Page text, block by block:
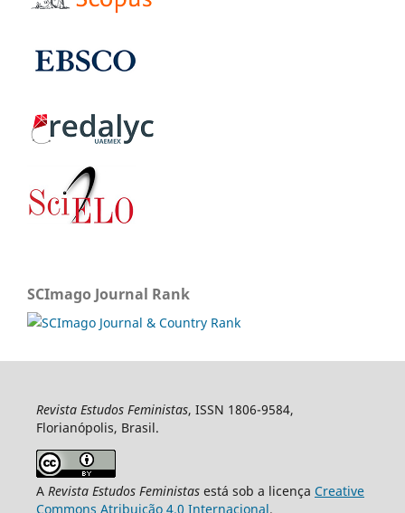
SCImago Journal Rank
Revista Estudos Feministas, ISSN 1806-9584,
Florianópolis, Brasil.
A Revista Estudos Feministasestá sob a licença Creative
Commons Atribuição 4.0 Internacional.